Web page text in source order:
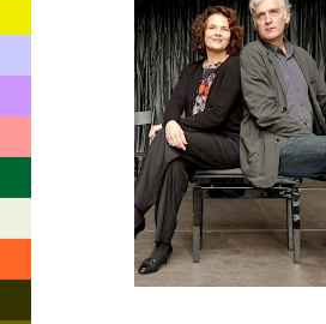
Mannheim
engagiert
und
anschließend
bis
1995
am